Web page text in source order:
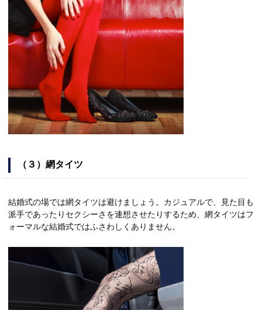
（３）網タイツ
結婚式の場では網タイツは避けましょう。カジュアルで、見た目も
派手であったりセクシーさを連想させたりするため、網タイツはフ
ォーマルな結婚式ではふさわしくありません。